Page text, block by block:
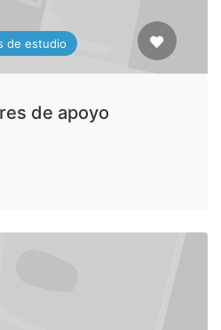
de estudio
de apoyo